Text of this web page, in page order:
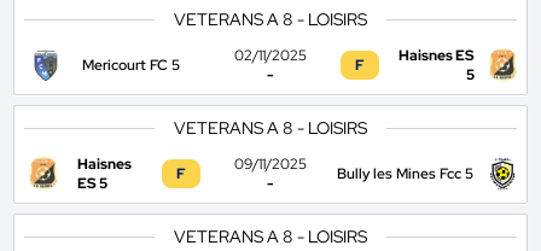
VETERANS A 8 - LOISIRS
Mericourt FC 5
02/11/2025
-
F
Haisnes ES
5
VETERANS A 8 - LOISIRS
Haisnes
ES 5
F
09/11/2025
-
Bully les Mines Fcc 5
VETERANS A 8 - LOISIRS